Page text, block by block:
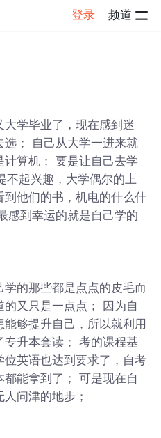
登录 频道
学毕业了，现在感到迷
； 自己从大学一进来就
算机； 要是让自己去学
不起兴趣，大学偶尔的上
他们的书，机电的什么什
感到幸运的就是自己学的
的那些都是点点的皮毛而
又只是一点点； 因为自
够提升自己，所以就利用
升本套读； 考的课程基
英语也达到要求了，自考
能拿到了； 可是现在自
问津的地步；